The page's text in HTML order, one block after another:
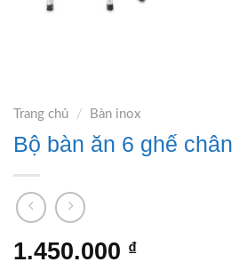
Trang chủ / Bàn inox
Bộ bàn ăn 6 ghế chân
1.450.000 ₫